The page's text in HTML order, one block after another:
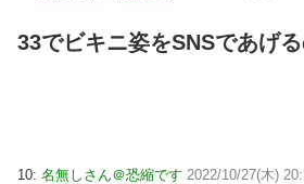
33でビキニ姿をSNSであげ
10: 名無しさん＠恐縮です 2022/10/27(木)